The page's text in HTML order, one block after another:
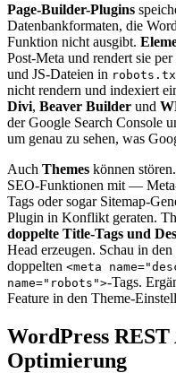
Page-Builder-Plugins
Datenbankformaten, die
Funktion nicht ausgibt.
Post-Meta und rendert sie
und JS-Dateien in
nicht rendern und indexiert
Divi, Beaver Builder und
der Google Search Console
um genau zu sehen, was
Auch Themes können
SEO-Funktionen mit —
Tags oder sogar Sitemap-
Plugin in Konflikt geraten.
doppelte Title-Tags und
Head erzeugen. Schau in
doppelten <meta
name="robots">-Tags.
Feature in den Theme-
WordPress
Optimierung